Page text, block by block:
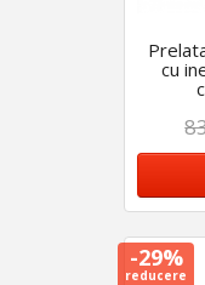
cu
-29%
reducere